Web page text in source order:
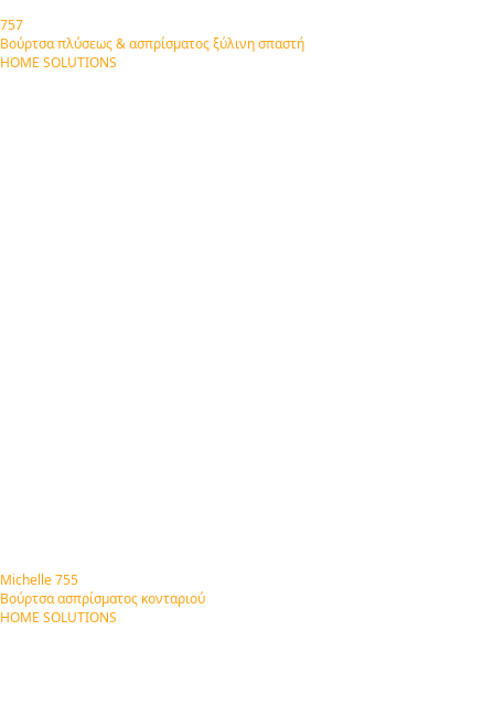
757
Βούρτσα πλύσεως & ασπρίσματος ξύλινη σπαστή
HOME SOLUTIONS
Michelle 755
Βούρτσα ασπρίσματος κονταριού
HOME SOLUTIONS